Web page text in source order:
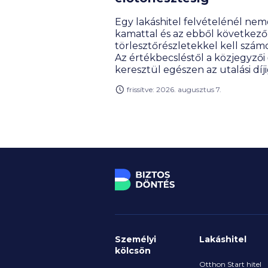
Egy lakáshitel felvételénél
kamattal és az ebből
törlesztőrészletekkel kell
Az értékbecsléstől a közjegyzői
keresztül egészen az utalási
akár több százezer forinttal is
frissítve: 2026. augusztus 7.
Személyi
kölcsön
Lakáshitel
Otthon Start hitel